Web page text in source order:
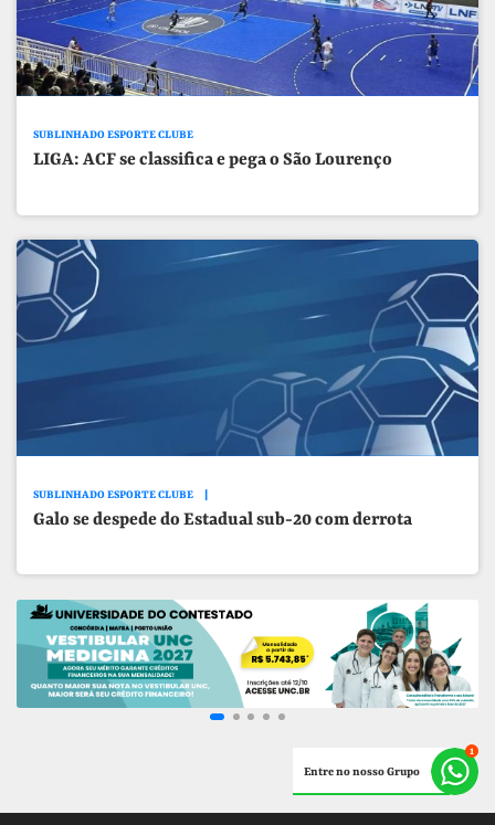
SUBLINHADO ESPORTE CLUBE
LIGA: ACF se classifica e pega o São Lourenço
SUBLINHADO ESPORTE CLUBE
Galo se despede do Estadual sub-20 com derrota
Entre no nosso Grupo